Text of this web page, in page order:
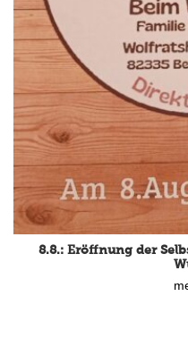
8.8.: Eröffnung der